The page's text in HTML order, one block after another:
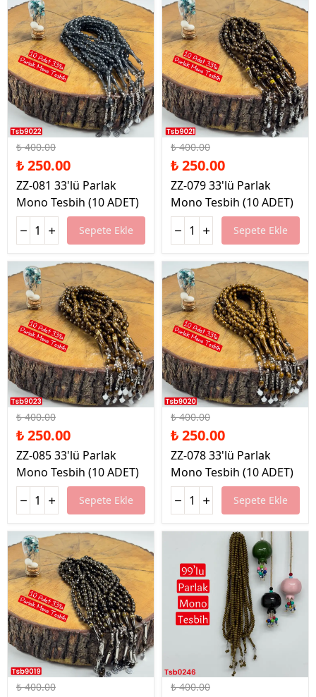
%38 İndirim
₺ 400.00
₺ 250.00
ZZ-081 33'lü Parlak
Mono Tesbih (10 ADET)
Sepete Ekle
%38 İndirim
₺ 400.00
₺ 250.00
ZZ-079 33'lü Parlak
Mono Tesbih (10 ADET)
Sepete Ekle
%38 İndirim
₺ 400.00
₺ 250.00
ZZ-085 33'lü Parlak
Mono Tesbih (10 ADET)
Sepete Ekle
%38 İndirim
₺ 400.00
₺ 250.00
ZZ-078 33'lü Parlak
Mono Tesbih (10 ADET)
Sepete Ekle
%38 İndirim
₺ 400.00
%45 İndirim
₺ 400.00